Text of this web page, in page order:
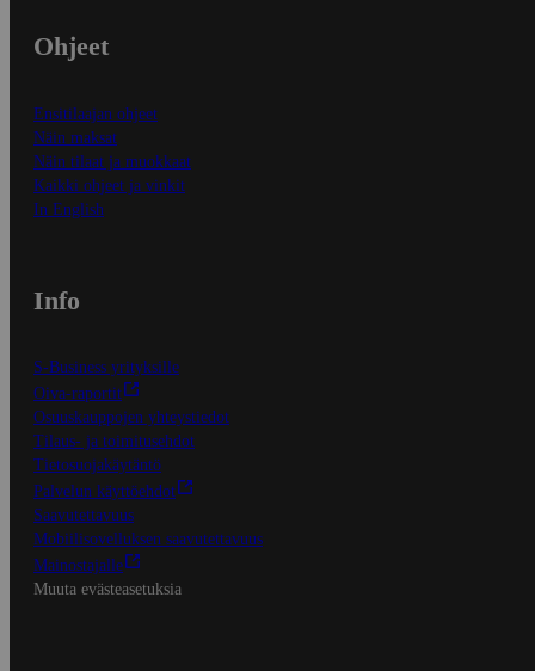
Ohjeet
Ensitilaajan ohjeet
Näin maksat
Näin tilaat ja muokkaat
Kaikki ohjeet ja vinkit
In English
Info
S-Business yrityksille
Oiva-raportit
Osuuskauppojen yhteystiedot
Tilaus- ja toimitusehdot
Tietosuojakäytäntö
Palvelun käyttöehdot
Saavutettavuus
Mobiilisovelluksen saavutettavuus
Mainostajalle
Muuta evästeasetuksia